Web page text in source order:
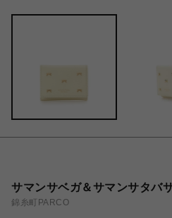
サマンサベガ＆サマンサタバ
錦糸町PARCO